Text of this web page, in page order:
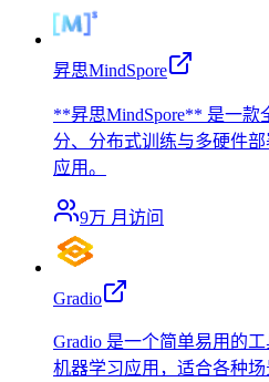
昇思MindSpore
**昇思MindSpore** 是一
分、分布式训练与多硬件
应用。
9万 月访问
Gradio
Gradio 是一个简单易用的
机器学习应用，适合各种场